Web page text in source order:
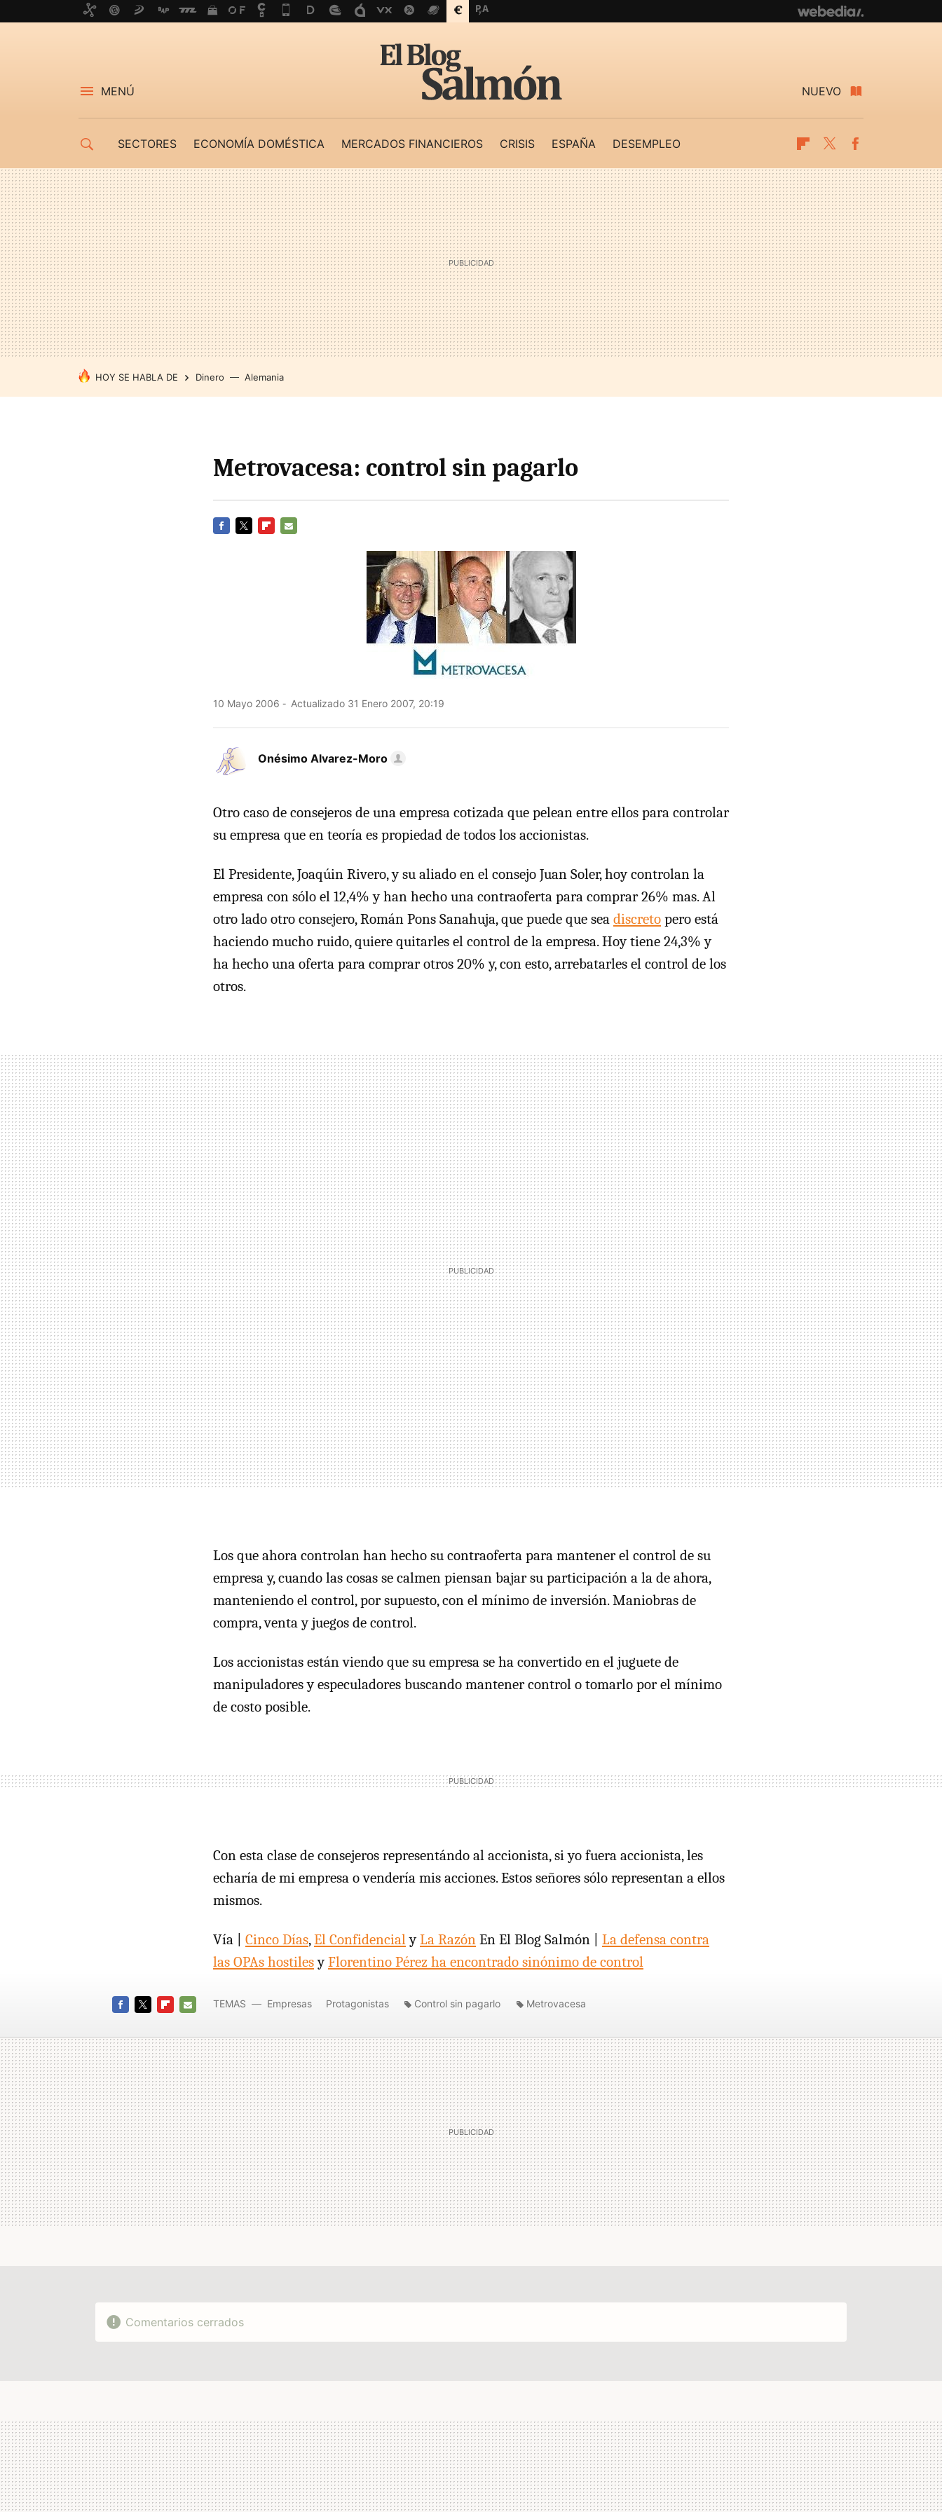
MENÚ NUEVO
SECTORES ECONOMÍA DOMÉSTICA MERCADOS FINANCIEROS CRISIS ESPAÑA DESEMPLEO Flipboard
Twitter
HOY SE HABLA DE Dinero Alemania
Metrovacesa: control sin pagarlo
10 Mayo 2006 Actualizado 31 Enero 2007, 20:19
Onésimo Alvarez-Moro
Otro caso de consejeros de una empresa cotizada que pelean entre ellos para controlar
su empresa que en teoría es propiedad de todos los accionistas.
El Presidente, Joaqúin Rivero, y su aliado en el consejo Juan Soler, hoy controlan la
empresa con sólo el 12,4% y han hecho una contraoferta para comprar 26% mas. Al
otro lado otro consejero, Román Pons Sanahuja, que puede que sea discreto pero está
haciendo mucho ruido, quiere quitarles el control de la empresa. Hoy tiene 24,3% y
ha hecho una oferta para comprar otros 20% y, con esto, arrebatarles el control de los
otros.
Los que ahora controlan han hecho su contraoferta para mantener el control de su
empresa y, cuando las cosas se calmen piensan bajar su participación a la de ahora,
manteniendo el control, por supuesto, con el mínimo de inversión. Maniobras de
compra, venta y juegos de control.
Los accionistas están viendo que su empresa se ha convertido en el juguete de
manipuladores y especuladores buscando mantener control o tomarlo por el mínimo
de costo posible.
Con esta clase de consejeros representándo al accionista, si yo fuera accionista, les
echaría de mi empresa o vendería mis acciones. Estos señores sólo representan a ellos
mismos.
Vía | Cinco Días,El ConfidencialyLa Razón En El Blog Salmón | La defensa contra
las OPAs hostilesyFlorentino Pérez ha encontrado sinónimo de control
MAIL
TEMAS Empresas Protagonistas Control sin pagarlo Metrovacesa
Comentarios cerrados